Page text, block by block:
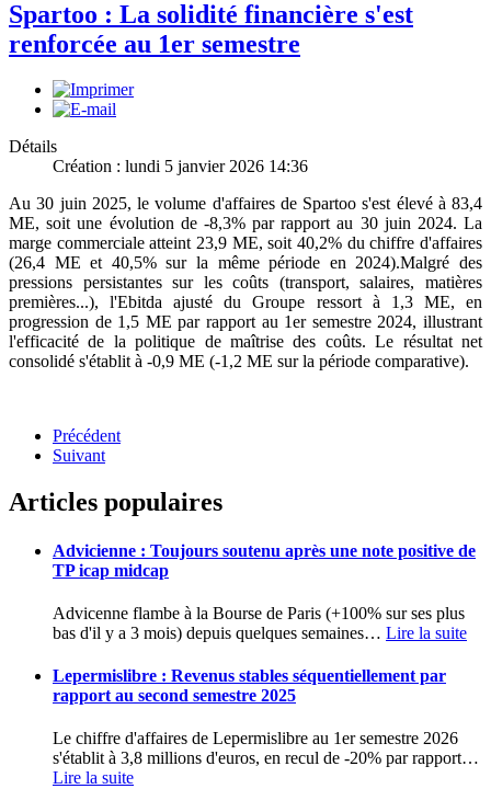
Spartoo : La solidité financière s'est
renforcée au 1er semestre
Détails
Création : lundi 5 janvier 2026 14:36
Au 30 juin 2025, le volume d'affaires de Spartoo s'est élevé à 83,4
ME, soit une évolution de -8,3% par rapport au 30 juin 2024. La
marge commerciale atteint 23,9 ME, soit 40,2% du chiffre d'affaires
(26,4 ME et 40,5% sur la même période en 2024).Malgré des
pressions persistantes sur les coûts (transport, salaires, matières
premières...), l'Ebitda ajusté du Groupe ressort à 1,3 ME, en
progression de 1,5 ME par rapport au 1er semestre 2024, illustrant
l'efficacité de la politique de maîtrise des coûts. Le résultat net
consolidé s'établit à -0,9 ME (-1,2 ME sur la période comparative).
Précédent
Suivant
Articles populaires
Advicienne : Toujours soutenu après une note positive de
TP icap midcap
Advicenne flambe à la Bourse de Paris (+100% sur ses plus
bas d'il y a 3 mois) depuis quelques semaines… Lire la suite
Lepermislibre : Revenus stables séquentiellement par
rapport au second semestre 2025
Le chiffre d'affaires de Lepermislibre au 1er semestre 2026
s'établit à 3,8 millions d'euros, en recul de -20% par rapport…
Lire la suite